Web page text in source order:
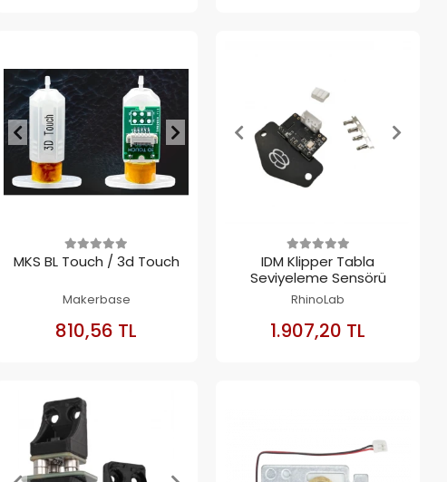
MKS BL Touch / 3d Touch
Makerbase
810,56 TLSEPETE
EKLE
IDM Klipper Tabla
Seviyeleme Sensörü
RhinoLab
1.907,20 TL
SEPETE
EKLE